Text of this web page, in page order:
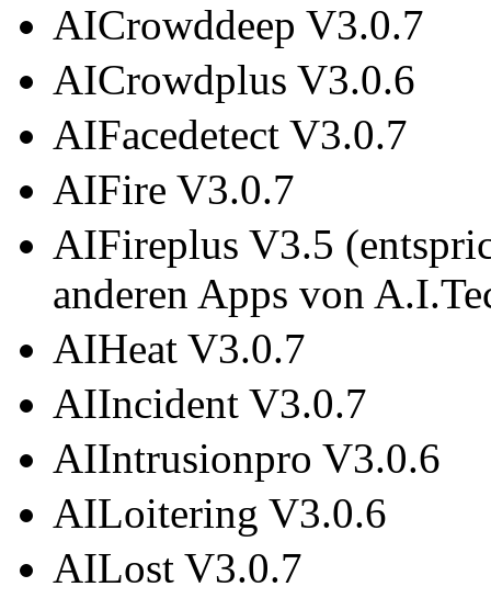
AICrowddeep V3.0.7
AICrowdplus V3.0.6
AIFacedetect V3.0.7
AIFire V3.0.7
AIFireplus V3.5
anderen Apps von
AIHeat V3.0.7
AIIncident V3.0.7
AIIntrusionpro V3.0.6
AILoitering V3.0.6
AILost V3.0.7